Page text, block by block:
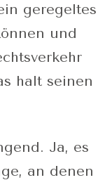
geregeltes
und
halt seinen
Ja, es
an denen